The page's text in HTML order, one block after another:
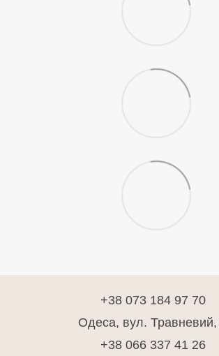
+38 073 184 97 70
Одеса, вул.
+38 066 337 41 26